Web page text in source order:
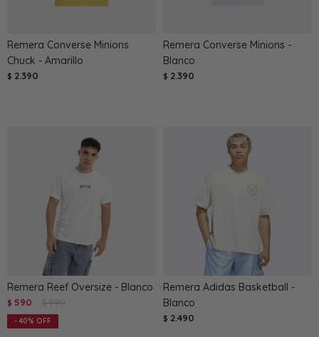
Remera Converse Minions
Chuck - Amarillo
$ 2.390
Remera Converse Minions -
Blanco
$ 2.390
Remera Reef Oversize - Blanco
$ 590 $ 990
40
Remera Adidas Basketball -
Blanco
$ 2.490